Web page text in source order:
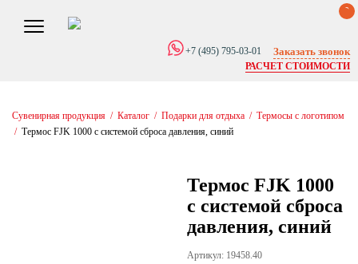
0
+7 (495) 795-03-01 Заказать звонок
РАСЧЕТ СТОИМОСТИ
Сувенирная продукция / Каталог / Подарки для отдыха / Термосы с логотипом
/ Термос FJK 1000 с системой сброса давления, синий
Термос FJK 1000
с системой сброса
давления, синий
Артикул: 19458.40